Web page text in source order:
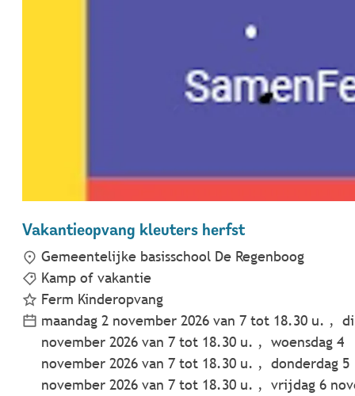
Vakantieopvang kleuters herfst
Gemeentelijke basisschool De Regenboog
Kamp of vakantie
Ferm Kinderopvang
maandag 2 november 2026 van 7 tot 18.30 u.
november 2026 van 7 tot 18.30 u. woensdag 4
november 2026 van 7 tot 18.30 u. donderdag 5
november 2026 van 7 tot 18.30 u. vrijdag 6